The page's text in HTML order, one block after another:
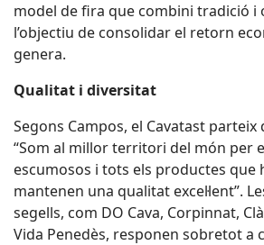
model de fira que combini tradició i
l’objectiu de consolidar el retorn
genera.
Qualitat i diversitat
Segons Campos, el Cavatast parteix
“Som al millor territori del món per
escumosos i tots els productes que
mantenen una qualitat excel·lent”.
segells, com DO Cava, Corpinnat,
Vida Penedès, responen sobretot